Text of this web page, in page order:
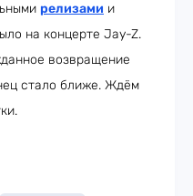
релизами и
на концерте Jay-Z.
возвращение
стало ближе. Ждём